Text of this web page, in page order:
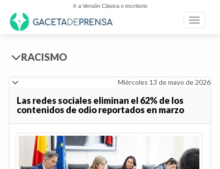
Ir a Versión Clásica o escritorio
Toggle
RACISMO
Miércoles 13 de mayo de 2026
Las redes sociales eliminan el 62% de los
contenidos de odio reportados en marzo